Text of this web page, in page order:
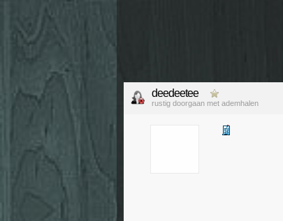
deedeetee
rustig doorgaan met ademhalen